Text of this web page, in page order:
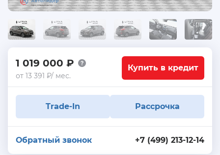
1 019 000 ₽
от 13 391 ₽/ мес.
Купить в кредит
Trade-In Рассрочка
+7 (499) 213-12-14
Обратный звонок